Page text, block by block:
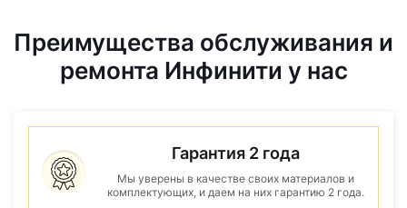
Преимущества обслуживания и
ремонта Инфинити у нас
Гарантия 2 года
Мы уверены в качестве своих материалов и
комплектующих, и даем на них гарантию 2 года.